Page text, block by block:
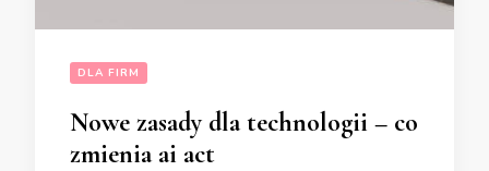
DLA FIRM
Nowe zasady dla technologii – co
zmienia ai act